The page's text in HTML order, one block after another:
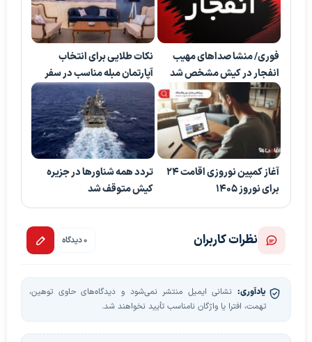
فوری/ منشا صدا‌های مهیب
انفجار در کیش مشخص شد
نکات طلایی برای انتخاب
آپارتمان مبله مناسب در سفر
آغاز کمپین نوروزی اقامت ۲۴
برای نوروز 1405
تردد همه شناورها در جزیره
کیش متوقف شد
نظرات کاربران 0 دیدگاه
یادآوری: نشانی ایمیل منتشر نمی‌شود و دیدگاه‌های حاوی توهین،
تهمت، افترا یا واژگان نامناسب تأیید نخواهند شد.